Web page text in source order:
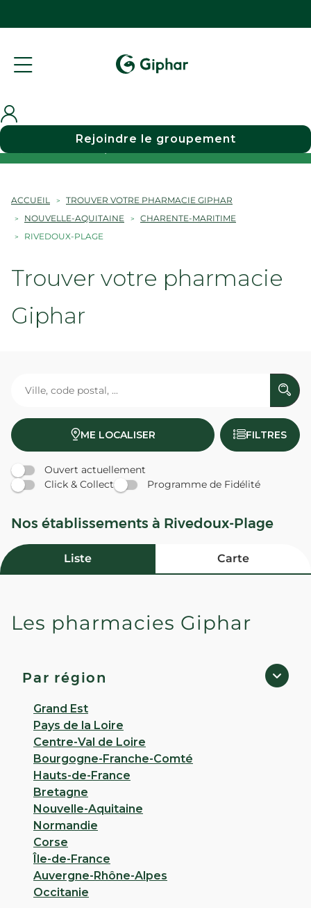
Choisir une pharmacie
Rejoindre le groupement
ACCUEIL
TROUVER VOTRE PHARMACIE GIPHAR
NOUVELLE-AQUITAINE
CHARENTE-MARITIME
RIVEDOUX-PLAGE
Trouver votre pharmacie
Giphar
ME LOCALISER FILTRES
Ouvert actuellement
Click & Collect
Programme de Fidélité
Nos établissements à Rivedoux-Plage
Liste Carte
PHARMACIE CAROLE BEAUJARD
Fermé· Ouvre à 09:00
200 RUE JULES FERRY 17940 Rivedoux Plage
Appeler
PLUS D'INFO
Les pharmacies Giphar
Par région
Grand Est
Pays de la Loire
Centre-Val de Loire
Bourgogne-Franche-Comté
Hauts-de-France
Bretagne
Nouvelle-Aquitaine
Normandie
Corse
Île-de-France
Auvergne-Rhône-Alpes
Occitanie